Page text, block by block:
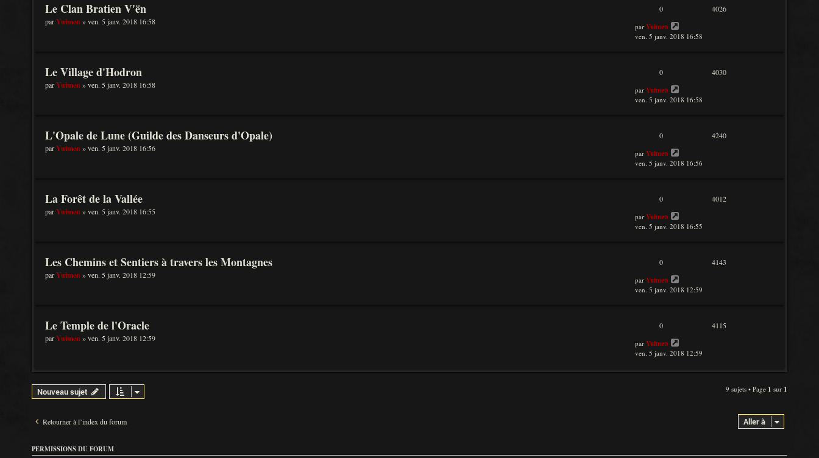
Le Clan Bratien V'ën
parYuimen» ven. 5 janv. 2018 16:58
0 4026
par Yuimen
ven. 5 janv. 2018 16:58
Le Village d'Hodron
parYuimen» ven. 5 janv. 2018 16:58
0 4030
par Yuimen
ven. 5 janv. 2018 16:58
L'Opale de Lune (Guilde des Danseurs d'Opale)
parYuimen» ven. 5 janv. 2018 16:56
0 4240
par Yuimen
ven. 5 janv. 2018 16:56
La Forêt de la Vallée
parYuimen» ven. 5 janv. 2018 16:55
0 4012
par Yuimen
ven. 5 janv. 2018 16:55
Les Chemins et Sentiers à travers les Montagnes
parYuimen» ven. 5 janv. 2018 12:59
0 4143
par Yuimen
ven. 5 janv. 2018 12:59
Le Temple de l'Oracle
parYuimen» ven. 5 janv. 2018 12:59
0 4115
par Yuimen
ven. 5 janv. 2018 12:59
Nouveau sujet 9 sujets • Page 1 sur 1
Retourner à l’index du forum Aller à
PERMISSIONS DU FORUM